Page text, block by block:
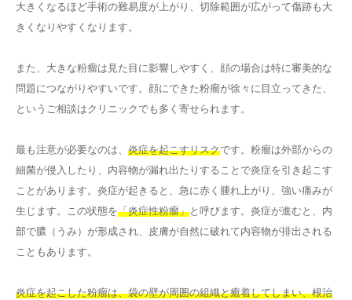
大きくなるほど手術の難易度が上がり、切除範囲が広がって傷跡も大
きくなりやすくなります。
また、大きな粉瘤は見た目に影響しやすく、顔の場合は特に審美的な
問題につながりやすいです。顔にできた粉瘤が徐々に目立ってきた、
というご相談はクリニックでも多く寄せられます。
最も注意が必要なのは、 炎症を起こすリスクです。粉瘤は外部からの
細菌が侵入したり、内容物が漏れ出たりすることで炎症を引き起こす
ことがあります。炎症が起きると、急に赤く腫れ上がり、強い痛みが
生じます。この状態を「炎症性粉瘤」と呼びます。炎症が進むと、内
部で膿（うみ）が形成され、皮膚が自然に破れて内容物が排出される
こともあります。
炎症を起こした粉瘤は、袋の壁が周囲の組織と癒着してしまい、根治